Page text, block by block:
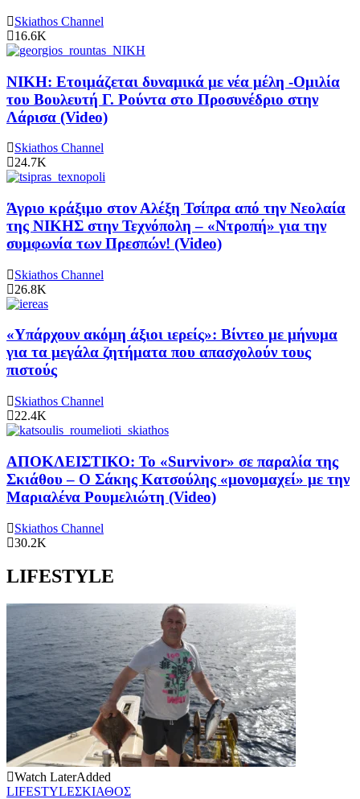
Skiathos Channel
16.6K
ΝΙΚΗ: Ετοιμάζεται δυναμικά με νέα μέλη -Ομιλία
του Βουλευτή Γ. Ρούντα στο Προσυνέδριο στην
Λάρισα (Video)
Skiathos Channel
24.7K
Άγριο κράξιμο στον Αλέξη Τσίπρα από την Νεολαία
της ΝΙΚΗΣ στην Τεχνόπολη – «Ντροπή» για την
συμφωνία των Πρεσπών! (Video)
Skiathos Channel
26.8K
«Υπάρχουν ακόμη άξιοι ιερείς»: Βίντεο με μήνυμα
για τα μεγάλα ζητήματα που απασχολούν τους
πιστούς
Skiathos Channel
22.4K
ΑΠΟΚΛΕΙΣΤΙΚΟ: Το «Survivor» σε παραλία της
Σκιάθου – Ο Σάκης Κατσούλης «μονομαχεί» με την
Μαριαλένα Ρουμελιώτη (Video)
Skiathos Channel
30.2K
LIFESTYLE
Watch LaterAdded
LIFESTYLEΣΚΙΑΘΟΣ